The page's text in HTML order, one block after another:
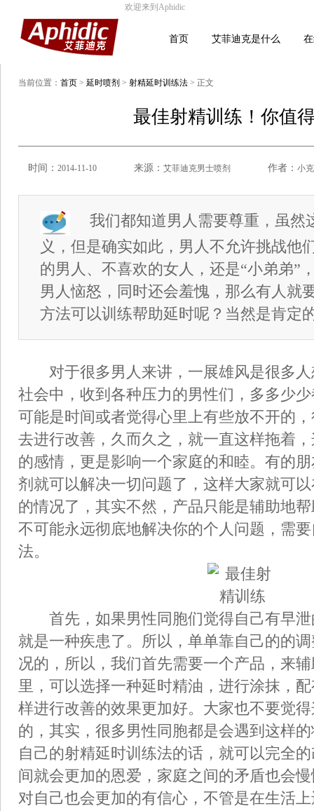
欢迎来到Aphidic
首页 艾菲迪克是什么
当前位置： 首页 > 延时喷剂 > 射精延时训练法 > 正文
最佳射精训练！你值
时间： 2014-11-10 来源： 艾菲迪克男士喷剂 作者： 小克
我们都知道男人需要尊重，虽然
义，但是确实如此，男人不允许挑战他
的男人、不喜欢的女人，还是“小弟弟”
男人恼怒，同时还会羞愧，那么有人就
方法可以训练帮助延时呢？当然是肯定
对于很多男人来讲，一展雄风是很多人
社会中，收到各种压力的男性们，多多少
可能是时间或者觉得心里上有些放不开的
去进行改善，久而久之，就一直这样拖着
的感情，更是影响一个家庭的和睦。有的
剂就可以解决一切问题了，这样大家就可
的情况了，其实不然，产品只能是辅助地
不可能永远彻底地解决你的个人问题，需
法。
首先，如果男性同胞们觉得自己有早泄
就是一种疾患了。所以，单单靠自己的的
况的，所以，我们首先需要一个产品，来
里，可以选择一种延时精油，进行涂抹，
样进行改善的效果更加好。大家也不要觉
的，其实，很多男性同胞都是会遇到这样
自己的射精延时训练法的话，就可以完全
间就会更加的恩爱，家庭之间的矛盾也会
对自己也会更加的有信心，不管是在生活